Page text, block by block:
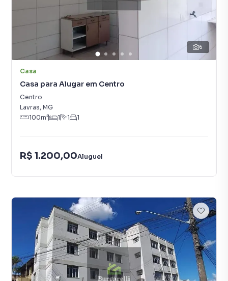
6
Casa
Casa para Alugar em Centro
Centro
Lavras, MG
100m² 1 1 1
R$ 1.200,00Aluguel